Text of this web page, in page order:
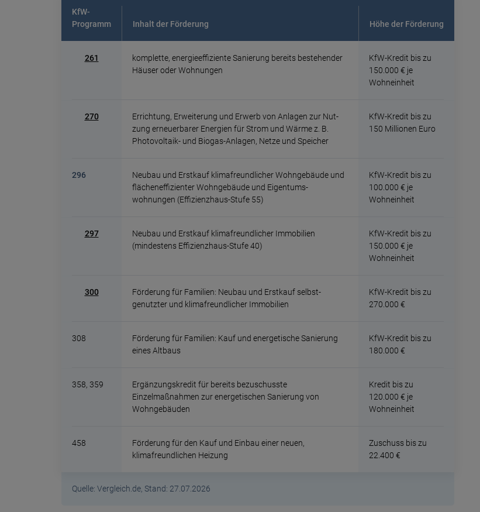
KfW-
Programm
Inhalt der Förderung Höhe der Förde­rung
261
komplette, energie­effi­ziente Sanie­rung bereits beste­hen­der
Häuser oder Wohnun­gen
KfW-Kredit bis zu
150.000 € je
Wohnein­heit
270
Errichtung, Erwei­te­rung und Erwerb von Anla­gen zur Nut­
zung erneuer­barer Ener­gien für Strom und Wärme z. B.
Photo­voltaik- und Biogas-Anlagen, Netze und Speicher
KfW-Kredit bis zu
150 Millio­nen Euro
296
Neubau und Erstkauf klima­freundlicher Wohn­gebäude und
flächen­effizienter Wohn­gebäude und Eigentums­
wohnungen (Effizienzhaus-Stufe 55)
KfW-Kredit bis zu
100.000 € je
Wohnein­heit
297
Neubau und Erst­kauf klima­freund­licher Immo­bilien
(mindestens Effizienzhaus-Stufe 40)
KfW-Kredit bis zu
150.000 € je
Wohnein­heit
300
Förderung für Familien: Neubau und Erst­kauf selbst­
genutzter und klima­freund­licher Immo­bilien
KfW-Kredit bis zu
270.000 €
308
Förderung für Familien: Kauf und energetische Sanierung
eines Altbaus
KfW-Kredit bis zu
180.000 €
358, 359
Ergänzungskredit für bereits bezuschusste
Einzelmaßnahmen zur energetischen Sanierung von
Wohngebäuden
Kredit bis zu
120.000 € je
Wohnein­heit
458
Förderung für den Kauf und Einbau einer neuen,
klimafreundlichen Heizung
Zuschuss bis zu
22.400 €
Quelle: Vergleich.de, Stand: 27.07.2026